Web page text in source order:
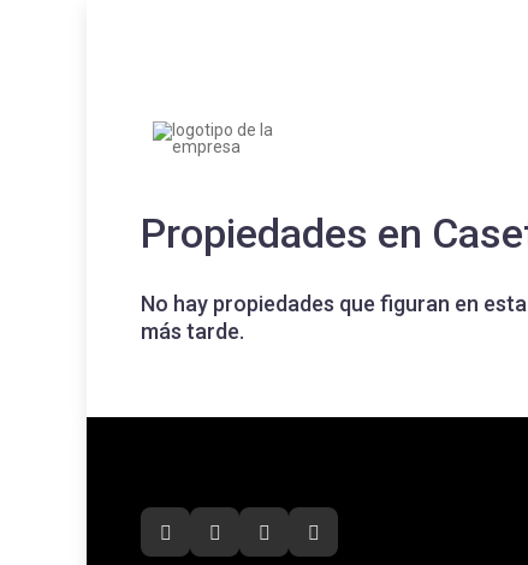
Propiedades en
No hay propiedades que figuran en
más tarde.